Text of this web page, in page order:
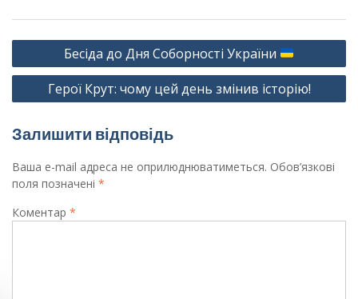
Навігація
записів
Бесіда до Дня Соборності України
Герої Крут: чому цей день змінив історію!
Залишити відповідь
Ваша e-mail адреса не оприлюднюватиметься. Обов’язкові
поля позначені *
Коментар *